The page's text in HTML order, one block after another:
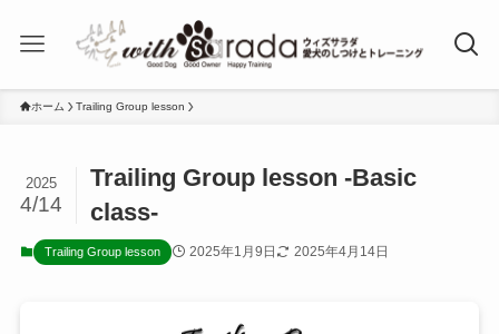
ホーム Trailing Group lesson
Trailing Group lesson -Basic
class-
2025
4/14
Trailing Group lesson 2025年1月9日 2025年4月14日